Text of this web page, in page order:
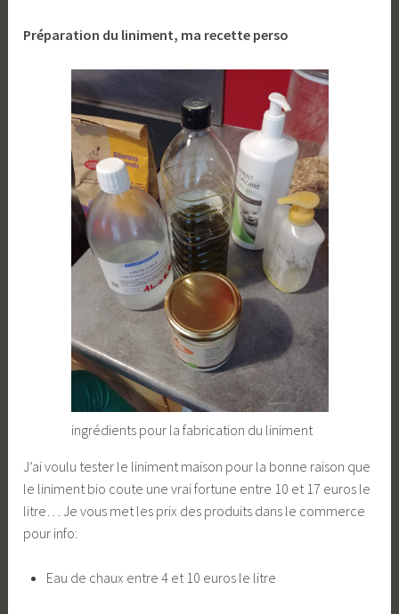
Préparation du liniment, ma recette perso
ingrédients pour la fabrication du liniment
J’ai voulu tester le liniment maison pour la bonne raison que
le liniment bio coute une vrai fortune entre 10 et 17 euros le
litre… Je vous met les prix des produits dans le commerce
pour info:
Eau de chaux entre 4 et 10 euros le litre